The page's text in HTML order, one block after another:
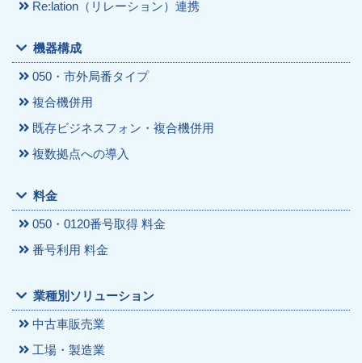
Re:lation（リレーション）連携
機器構成
050・市外局番タイプ
複合機併用
既存ビジネスフォン・複合機併用
複数拠点への導入
料金
050・0120番号取得 料金
番号利用 料金
業種別ソリューション
中古車販売業
工場・製造業